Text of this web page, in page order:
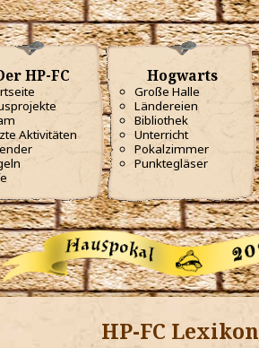
HP-FC
Aktivitäten
Hogwarts
Große Halle
Ländereien
Bibliothek
Unterricht
Pokalzimmer
Punktegläser
HP-FC Lexikon